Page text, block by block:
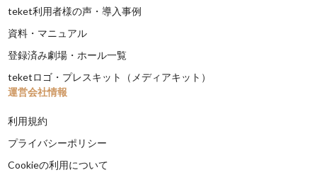
teket利用者様の声・導入事例
資料・マニュアル
登録済み劇場・ホール一覧
teketロゴ・プレスキット（メディアキット）
運営会社情報
利用規約
プライバシーポリシー
Cookieの利用について